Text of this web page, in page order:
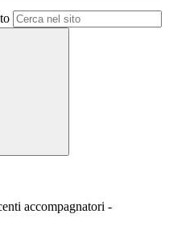
accompagnatori -